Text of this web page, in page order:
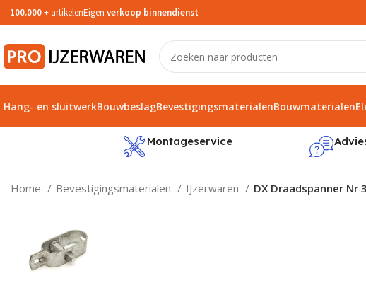
100.000+ artikelenEigen verkoop binnendienst
Hang- en sluitwerkBouwbeslagBevestigingsmaterialenBouwmaterialen
Montageservice
Home Bevestigingsmaterialen IJzerwaren DX Draadspanner